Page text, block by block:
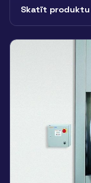
Skatīt produktu